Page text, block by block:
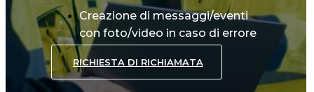
Creazione di messaggi/eventi
con foto/video in caso di errore
RICHIESTA DI RICHIAMATA